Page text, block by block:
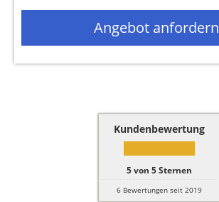
Angebot anfordern
Kundenbewertung
5von 5Sternen
6 Bewertungen seit 2019